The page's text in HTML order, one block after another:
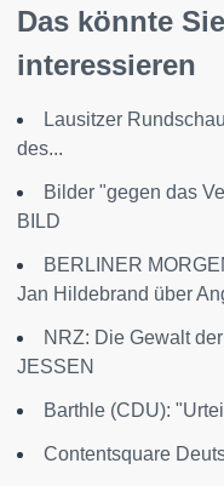
Das könnte
interessieren
Lausitzer
des...
Bilder "gegen das
BILD
BERLINER
Jan Hildebrand über
NRZ: Die Gewalt
JESSEN
Barthle (CDU):
Contentsquare